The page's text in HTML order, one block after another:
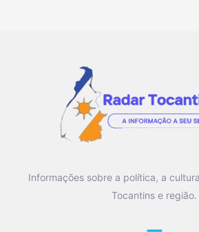
Informações sobre a política, a
Tocantins e região.